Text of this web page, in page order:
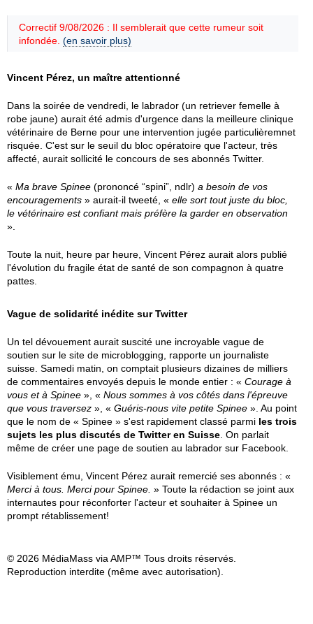
Correctif 9/08/2026 : Il semblerait que cette rumeur soit
infondée. (en savoir plus)
Vincent Pérez, un maître attentionné
Dans la soirée de vendredi, le labrador (un retriever femelle à
robe jaune) aurait été admis d'urgence dans la meilleure clinique
vétérinaire de Berne pour une intervention jugée particulièremnet
risquée. C'est sur le seuil du bloc opératoire que l'acteur, très
affecté, aurait sollicité le concours de ses abonnés Twitter.
« Ma brave Spinee (prononcé “spini”, ndlr) a besoin de vos
encouragements » aurait-il tweeté, « elle sort tout juste du bloc,
le vétérinaire est confiant mais préfère la garder en observation
».
Toute la nuit, heure par heure, Vincent Pérez aurait alors publié
l'évolution du fragile état de santé de son compagnon à quatre
pattes.
Vague de solidarité inédite sur Twitter
Un tel dévouement aurait suscité une incroyable vague de
soutien sur le site de microblogging, rapporte un journaliste
suisse. Samedi matin, on comptait plusieurs dizaines de milliers
de commentaires envoyés depuis le monde entier : « Courage à
vous et à Spinee », « Nous sommes à vos côtés dans l'épreuve
que vous traversez », « Guéris-nous vite petite Spinee ». Au point
que le nom de « Spinee » s'est rapidement classé parmi les trois
sujets les plus discutés de Twitter en Suisse . On parlait
même de créer une page de soutien au labrador sur Facebook.
Visiblement ému, Vincent Pérez aurait remercié ses abonnés : «
Merci à tous. Merci pour Spinee. » Toute la rédaction se joint aux
internautes pour réconforter l'acteur et souhaiter à Spinee un
prompt rétablissement!
© 2026 MédiaMass via AMP™ Tous droits réservés.
Reproduction interdite (même avec autorisation).